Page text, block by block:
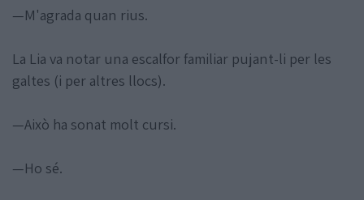
—M'agrada quan rius.
La Lia va notar una escalfor familiar pujant-li per les
galtes (i per altres llocs).
—Això ha sonat molt cursi.
—Ho sé.